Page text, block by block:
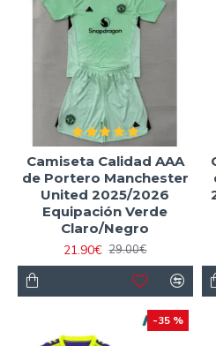
Camiseta Calidad AAA
de Portero Manchester
United 2025/2026
Equipación Verde
Claro/Negro
21.90€ 29.00€
-35 %